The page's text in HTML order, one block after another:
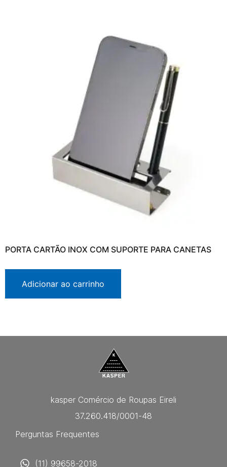
PORTA CARTÃO INOX COM SUPORTE PARA CANETAS
Adicionar ao carrinho
kasper Comércio de Roupas Eireli
37.260.418/0001-48
Perguntas Frequentes
(11) 99658-2018